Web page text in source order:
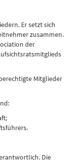
Er setzt sich
zusammen.
der
Mitglieder
Die